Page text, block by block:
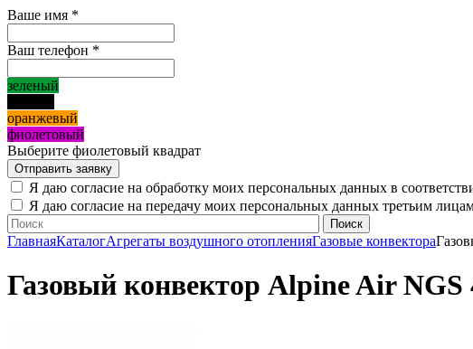
Ваше имя *
Ваш телефон *
зеленый
оранжевый
фиолетовый
Выберите фиолетовый квадрат
Я даю согласие на обработку моих персональных данных в
Я даю согласие на передачу моих персональных данных третьим
ГлавнаяКаталогАгрегаты воздушного отопленияГазовые конвектора
Газовый конвектор Alpine Air NGS